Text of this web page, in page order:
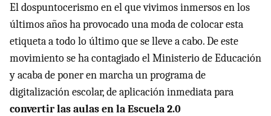
El dospuntocerismo en el que vivimos inmersos en los
últimos años ha provocado una moda de colocar esta
etiqueta a todo lo último que se lleve a cabo. De este
movimiento se ha contagiado el Ministerio de Educación
y acaba de poner en marcha un programa de
digitalización escolar, de aplicación inmediata para
convertir las aulas en la Escuela 2.0